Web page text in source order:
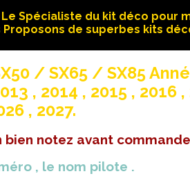
Le Spécialiste du kit déco pour
Proposons de superbes kits
/ SX65 / SX85
, 2014 , 2015 , 2016
, 2027.
bien notez avant
, le nom pilote .